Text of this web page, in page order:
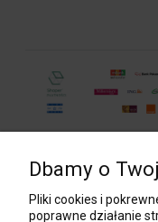
Dbamy o
Pliki cookies i
poprawne działanie